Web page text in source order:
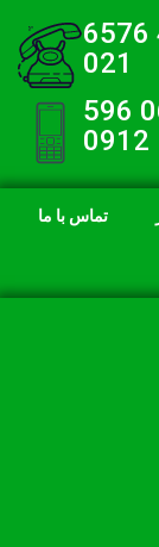
06 49 6576
021
15 06 596
0912
تماس با ما